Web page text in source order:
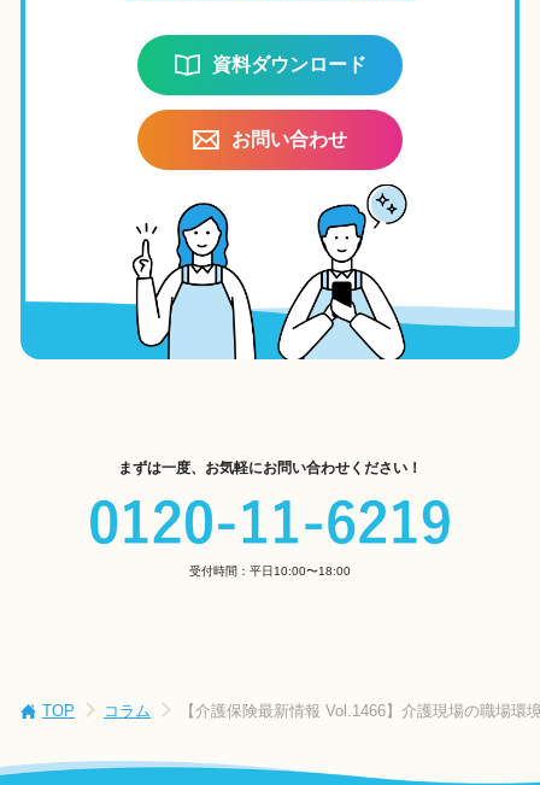
資料ダウンロード
お問い合わせ
まずは一度、お気軽にお問い合わせください！
受付時間：平日10:00〜18:00
TOP コラム 【介護保険最新情報 Vol.1466】介護現場の職場